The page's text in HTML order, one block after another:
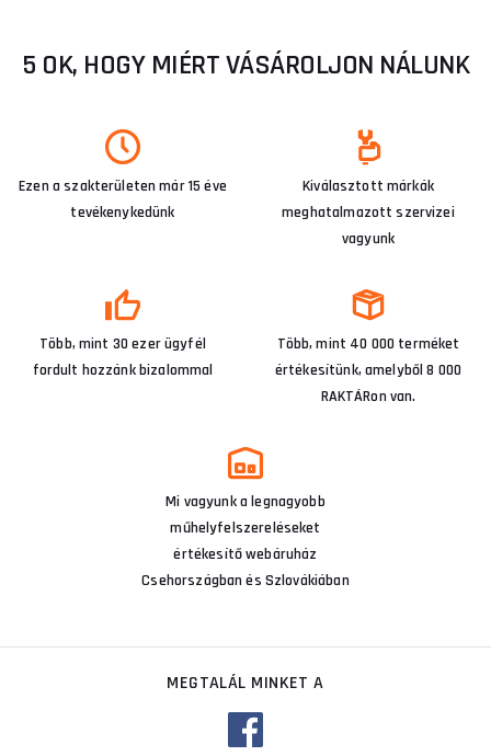
5 OK, HOGY MIÉRT VÁSÁROLJON NÁLUNK
Ezen a szakterületen már 15 éve
tevékenykedünk
Kiválasztott márkák
meghatalmazott szervizei
vagyunk
Több, mint 30 ezer ügyfél
fordult hozzánk bizalommal
Több, mint 40 000 terméket
értékesítünk, amelyből 8 000
RAKTÁRon van.
Mi vagyunk a legnagyobb
műhelyfelszereléseket
értékesítő webáruház
Csehországban és Szlovákiában
MEGTALÁL MINKET A